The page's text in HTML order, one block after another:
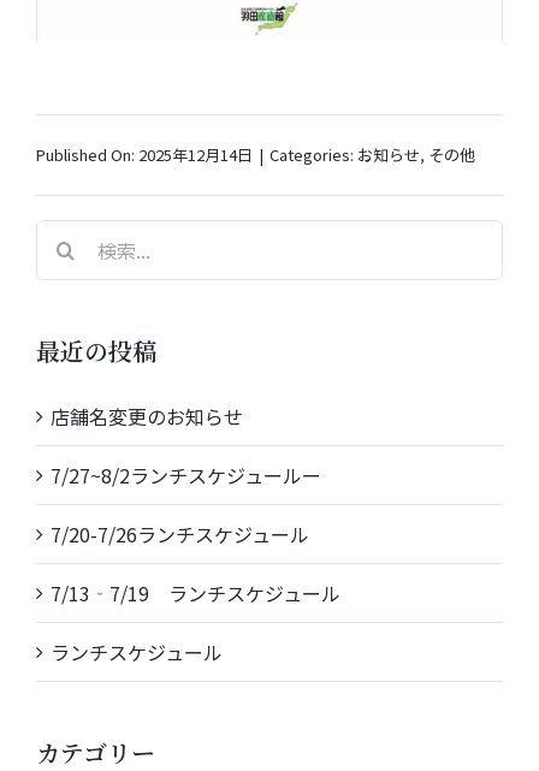
Published On: 2025年12月14日 | Categories: お知らせ, その他
索
最近の投稿
店舗名変更のお知らせ
7/27~8/2ランチスケジュールー
7/20-7/26ランチスケジュール
7/13‐7/19 ランチスケジュール
ランチスケジュール
カテゴリー